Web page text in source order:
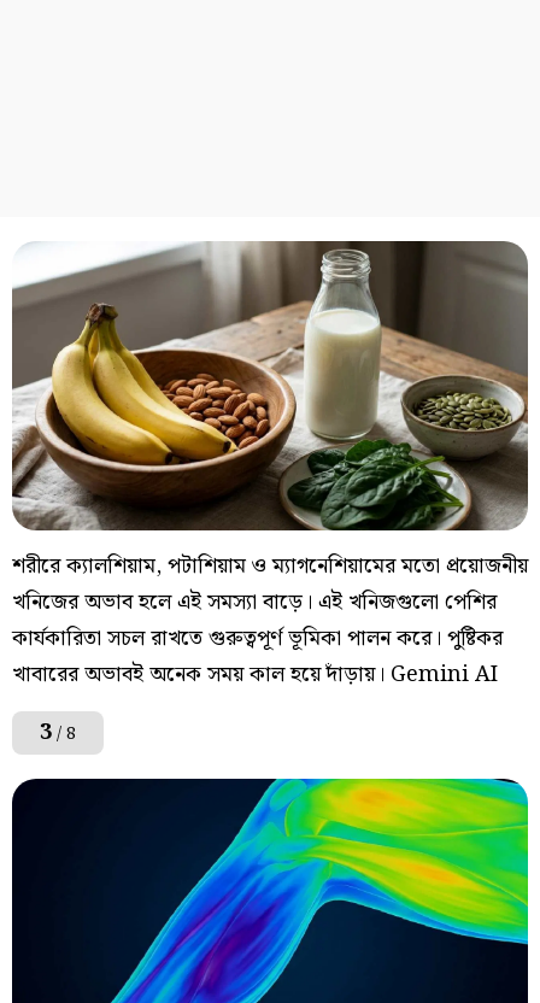
শরীরে ক্যালশিয়াম, পটাশিয়াম ও ম্যাগনেশিয়ামের মতো প্রয়োজনীয়
খনিজের অভাব হলে এই সমস্যা বাড়ে। এই খনিজগুলো পেশির
কার্যকারিতা সচল রাখতে গুরুত্বপূর্ণ ভূমিকা পালন করে। পুষ্টিকর
খাবারের অভাবই অনেক সময় কাল হয়ে দাঁড়ায়। Gemini AI
3/ 8